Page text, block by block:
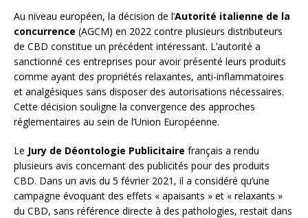
Au niveau européen, la décision de l’Autorité italienne de la
concurrence (AGCM) en 2022 contre plusieurs distributeurs
de CBD constitue un précédent intéressant. L’autorité a
sanctionné ces entreprises pour avoir présenté leurs produits
comme ayant des propriétés relaxantes, anti-inflammatoires
et analgésiques sans disposer des autorisations nécessaires.
Cette décision souligne la convergence des approches
réglementaires au sein de l’Union Européenne.
Le Jury de Déontologie Publicitaire français a rendu
plusieurs avis concernant des publicités pour des produits
CBD. Dans un avis du 5 février 2021, il a considéré qu’une
campagne évoquant des effets « apaisants » et « relaxants »
du CBD, sans référence directe à des pathologies, restait dans